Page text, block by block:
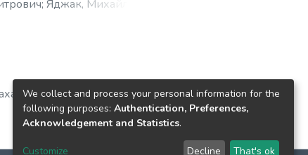
; Яджак, Михайло
;Петренко, Анатолій
We collect and process your personal information for the
following purposes: Authentication, Preferences,
Acknowledgement and Statistics.
Customize Decline That's ok